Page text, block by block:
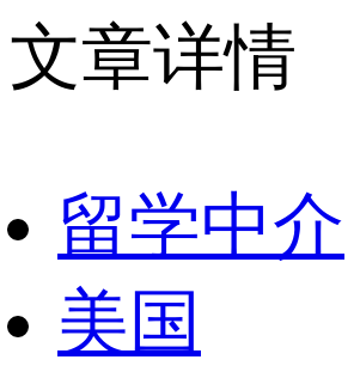
文章详情
留学中介
美国